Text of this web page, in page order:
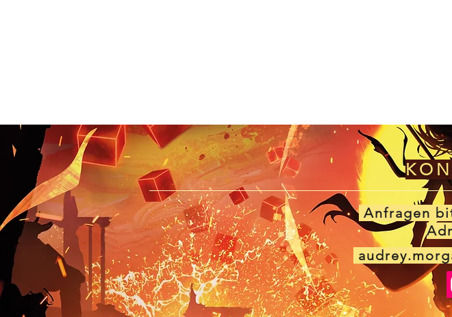
Anfragen